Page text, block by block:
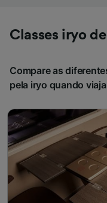
Classes iryo
Compare as
pela iryo quando